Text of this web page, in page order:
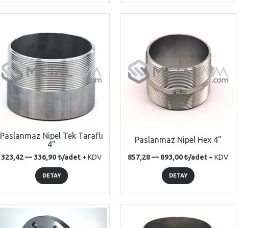
Paslanmaz Nipel Tek Taraflı
4"
323,42 — 336,90 /adet+ KDV
DETAY
Paslanmaz Nipel Hex 4"
857,28 — 893,00 /adet+ KDV
DETAY